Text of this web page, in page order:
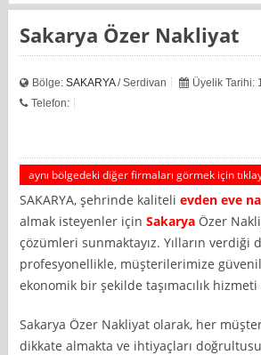
Sakarya Özer Nakliyat
Bölge:SAKARYA/ Serdivan
Üyelik Tarihi:
Telefon:
aynı bölgedeki diğer firmaları görmek için
SAKARYA, şehrinde kalitelievden eve
almak isteyenler içinSakarya Özer
çözümleri sunmaktayız. Yılların verdiği
profesyonellikle, müşterilerimize
ekonomik bir şekilde taşımacılık hizmeti
Sakarya Özer Nakliyat olarak, her
dikkate almakta ve ihtiyaçları